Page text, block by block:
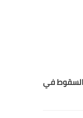
السقوط في